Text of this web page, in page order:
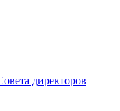
директоров